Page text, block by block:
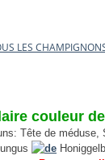
LES
couleur
Tête de